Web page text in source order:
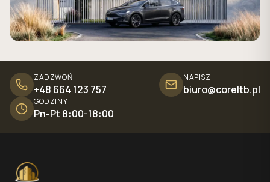
ZADZWOŃ
+48 664 123 757
NAPISZ
biuro@coreltb.pl
GODZINY
Pn-Pt 8:00-18:00